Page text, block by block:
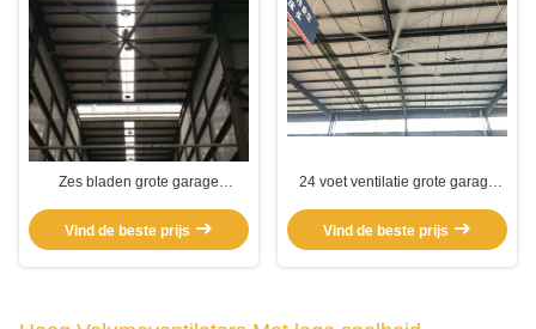
Zes bladen grote garage
Vind de beste prijs
24 voet ventilatie grote garage
Vind de beste prijs